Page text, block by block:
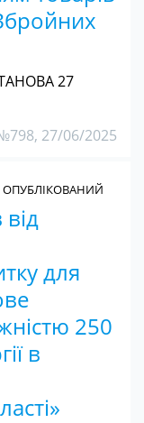
27
27/06/2025
для
250
в
ОПУБЛІКОВАНИЙ